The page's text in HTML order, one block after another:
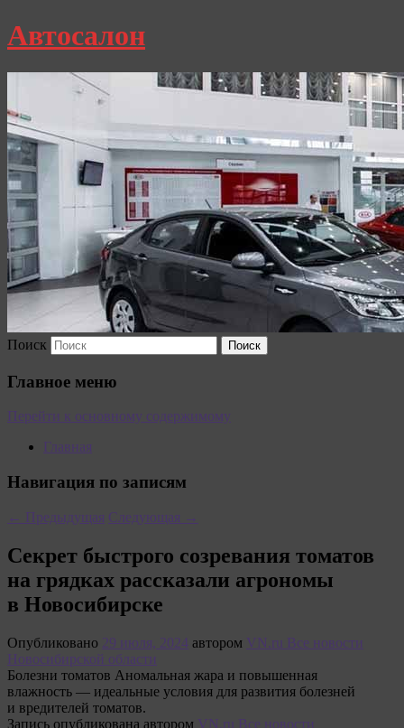
Автосалон
Поиск
Главное меню
Перейти к основному содержимому
Главная
Навигация по записям
← Предыдущая Следующая →
Секрет быстрого созревания томатов
на грядках рассказали агрономы
в Новосибирске
Опубликовано 29 июля, 2024 автором VN.ru Все новости
Новосибирской области
Болезни томатов Аномальная жара и повышенная
влажность — идеальные условия для развития болезней
и вредителей томатов.
Запись опубликована автором VN.ru Все новости